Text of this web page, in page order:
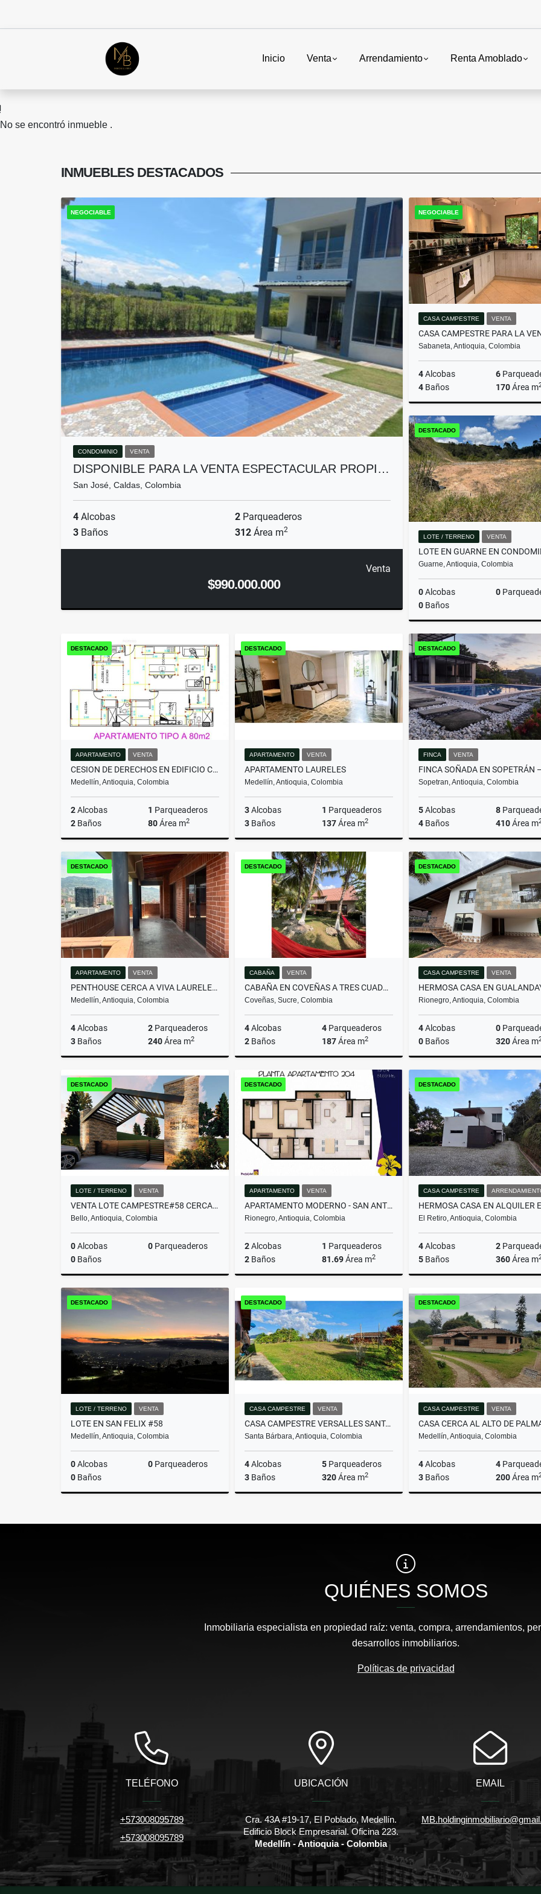
Inicio Venta Arrendamiento Renta Amoblado
No se encontró inmueble .
INMUEBLES DESTACADOS
NEGOCIABLE
CONDOMINIO VENTA
DISPONIBLE PARA LA VENTA ESPECTACULAR PROPI…
San José, Caldas, Colombia
4 Alcobas 2 Parqueaderos
3 Baños 312 Área m2
Venta
$990.000.000
NEGOCIABLE
CASA CAMPESTRE VENTA
Sabaneta, Antioquia, Colombia
4Alcobas 6
4 Baños 170Área m
$1.250.000.000
DESTACADO
LOTE / TERRENO VENTA
Guarne, Antioquia, Colombia
0Alcobas 0
0 Baños
$480.000.000
DESTACADO
APARTAMENTO VENTA
CESION DE DERECHOS EN EDIFICIO CERCA AL PARQUE DE LA FLORESTA
Medellín, Antioquia, Colombia
2Alcobas 1 Parqueaderos
2 Baños 80Área m2
Venta
$644.000.000
DESTACADO
APARTAMENTO VENTA
APARTAMENTO LAURELES
Medellín, Antioquia, Colombia
3Alcobas 1 Parqueaderos
3 Baños 137Área m2
$640.000.000
DESTACADO
FINCA VENTA
Sopetran, Antioquia, Colombia
5Alcobas 8
4 Baños 410Área m
$1.590.000.000
DESTACADO
APARTAMENTO VENTA
PENTHOUSE CERCA A VIVA LAURELES CON EXCELENTE VISTA
Medellín, Antioquia, Colombia
4Alcobas 2 Parqueaderos
3 Baños 240Área m2
Venta
$1.370.000.000
DESTACADO
CABAÑA VENTA
CABAÑA EN COVEÑAS A TRES CUADRAS DE LA PLAYA
Coveñas, Sucre, Colombia
4Alcobas 4 Parqueaderos
2 Baños 187Área m2
Venta
DESTACADO
CASA CAMPESTRE VENTA
Rionegro, Antioquia, Colombia
4Alcobas 0
0 Baños 320Área m
$1.800.000.000
DESTACADO
LOTE / TERRENO VENTA
VENTA LOTE CAMPESTRE#58 CERCA A MEDELLÍN, VISTA PANORÁMICA SIN PEAJE
Bello, Antioquia, Colombia
0Alcobas 0 Parqueaderos
0 Baños
$382.480.000
DESTACADO
APARTAMENTO VENTA
APARTAMENTO MODERNO - SAN ANTONIO DE PEREIRA
Rionegro, Antioquia, Colombia
2Alcobas 1 Parqueaderos
2 Baños 81.69Área m2
$580.000.000
DESTACADO
CASA CAMPESTRE
El Retiro, Antioquia, Colombia
4Alcobas 2
5 Baños 360Área m
$13.000.000
DESTACADO
LOTE / TERRENO VENTA
LOTE EN SAN FELIX #58
Medellín, Antioquia, Colombia
0Alcobas 0 Parqueaderos
0 Baños
$478.100.000
DESTACADO
CASA CAMPESTRE VENTA
CASA CAMPESTRE VERSALLES SANTA BARBARA
Santa Bárbara, Antioquia, Colombia
4Alcobas 5 Parqueaderos
3 Baños 320Área m2
$465.000.000
DESTACADO
CASA CAMPESTRE VENTA
Medellín, Antioquia, Colombia
4Alcobas 4
3 Baños 200Área m
$1.200.000.000
QUIÉNES SOMOS
Inmobiliaria especialista en propiedad raíz: venta, compra, arrendamientos,
desarrollos inmobiliarios.
Políticas de privacidad
TELÉFONO
+573008095789
+573008095789
UBICACIÓN
Cra. 43A #19-17, El Poblado, Medellín.
Edificio Block Empresarial. Oficina 223.
Medellín - Antioquia - Colombia
EMAIL